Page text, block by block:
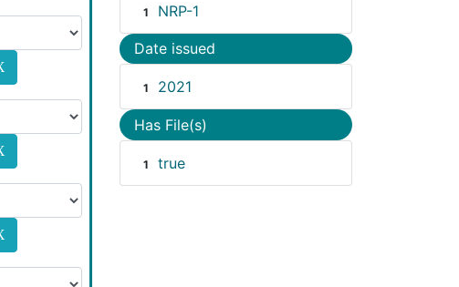
1 NRP-1
Date issued
1 2021
Has File(s)
1 true